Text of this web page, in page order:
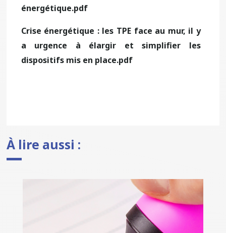
énergétique.pdf
Crise énergétique : les TPE face au mur, il y
a urgence à élargir et simplifier les
dispositifs mis en place.pdf
À lire aussi :